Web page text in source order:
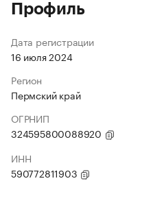
Профиль
Дата регистрации
16 июля 2024
Регион
Пермский край
ОГРНИП
324595800088920
ИНН
590772811903